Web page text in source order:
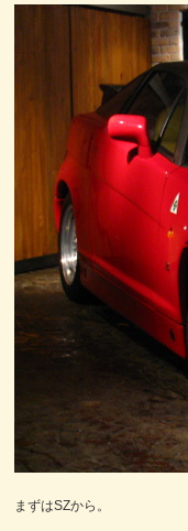
まずはSZから。